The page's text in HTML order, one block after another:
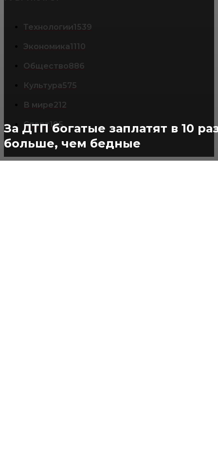
За ДТП богатые заплатят в 10
больше, чем бедные
Технологии1539
Экономика1110
Общество886
Культура575
В мире212
Спорт195